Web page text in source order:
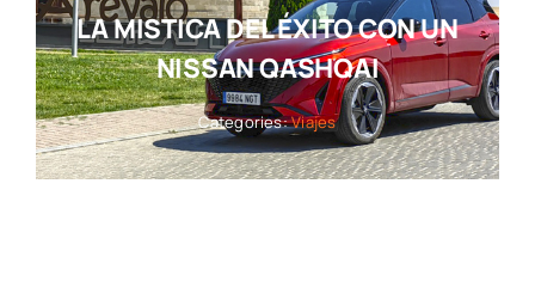
LA MISTICA DEL ÉXITO CON UN
NISSAN QASHQAI
Categories:Viajes